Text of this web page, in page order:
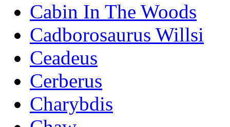
Cabin In The Woods
Cadborosaurus Willsi
Ceadeus
Cerberus
Charybdis